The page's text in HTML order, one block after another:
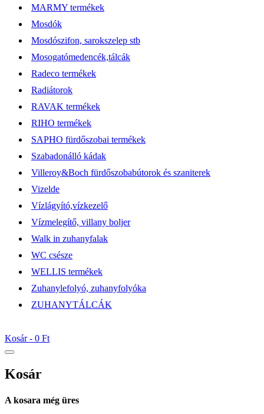
MARMY termékek
Mosdók
Mosdószifon, sarokszelep stb
Mosogatómedencék,tálcák
Radeco termékek
Radiátorok
RAVAK termékek
RIHO termékek
SAPHO fürdőszobai termékek
Szabadonálló kádak
Villeroy&Boch fürdőszobabútorok és szaniterek
Vizelde
Vízlágyító,vízkezelő
Vízmelegítő, villany boljer
Walk in zuhanyfalak
WC csésze
WELLIS termékek
Zuhanylefolyó, zuhanyfolyóka
ZUHANYTÁLCÁK
Kosár - 0 Ft
Kosár
A kosara még üres